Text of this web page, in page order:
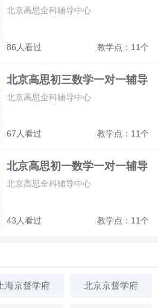
班
86人看过 教学点：11个
北京高思全科辅导中心
北京高思初三数学一对一辅导
班
67人看过 教学点：11个
北京高思全科辅导中心
北京高思初一数学一对一辅导
班
43人看过 教学点：11个
北京高思全科辅导中心
上海京督学府 北京京督学府